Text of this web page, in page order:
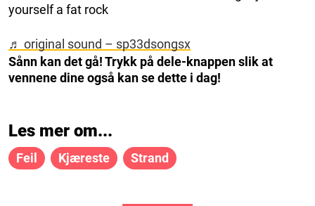
yourself a fat rock
♬ original sound – sp33dsongsx
Sånn kan det gå! Trykk på dele-knappen slik at
vennene dine også kan se dette i dag!
Les mer om...
Feil Kjæreste Strand